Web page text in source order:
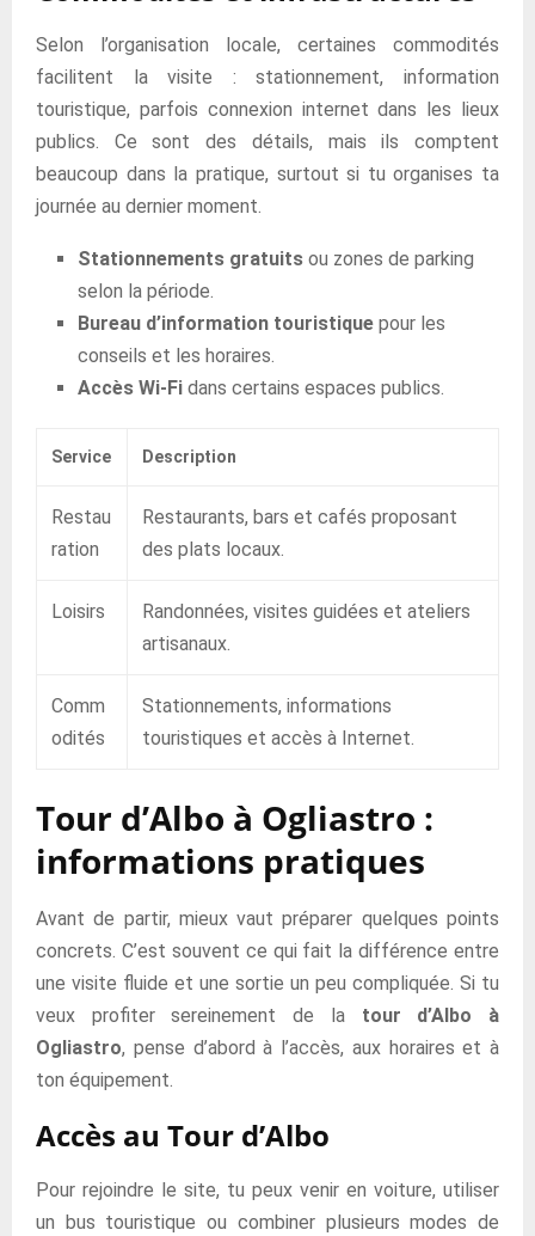
Selon l’organisation locale, certaines commodités
facilitent la visite : stationnement, information
touristique, parfois connexion internet dans les lieux
publics. Ce sont des détails, mais ils comptent
beaucoup dans la pratique, surtout si tu organises ta
journée au dernier moment.
Stationnements gratuits ou zones de parking
selon la période.
Bureau d’information touristique pour les
conseils et les horaires.
Accès Wi-Fi dans certains espaces publics.
Service Description
Restau
ration
Restaurants, bars et cafés proposant
des plats locaux.
Loisirs
Randonnées, visites guidées et ateliers
artisanaux.
Comm
odités
Stationnements, informations
touristiques et accès à Internet.
Tour d’Albo à Ogliastro :
informations pratiques
Avant de partir, mieux vaut préparer quelques points
concrets. C’est souvent ce qui fait la différence entre
une visite fluide et une sortie un peu compliquée. Si tu
veux profiter sereinement de la tour d’Albo à
Ogliastro, pense d’abord à l’accès, aux horaires et à
ton équipement.
Accès au Tour d’Albo
Pour rejoindre le site, tu peux venir en voiture, utiliser
un bus touristique ou combiner plusieurs modes de